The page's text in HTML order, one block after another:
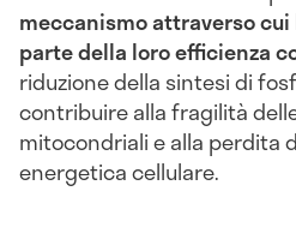
meccanismo attraverso
parte della loro efficienza
riduzione della sintesi di
contribuire alla fragilità
mitocondriali e alla perdita
energetica cellulare.